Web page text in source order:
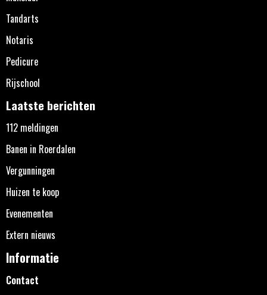
Tandarts
Notaris
Pedicure
Rijschool
Laatste berichten
112 meldingen
Banen in Roerdalen
Vergunningen
Huizen te koop
Evenementen
Extern nieuws
Informatie
Contact